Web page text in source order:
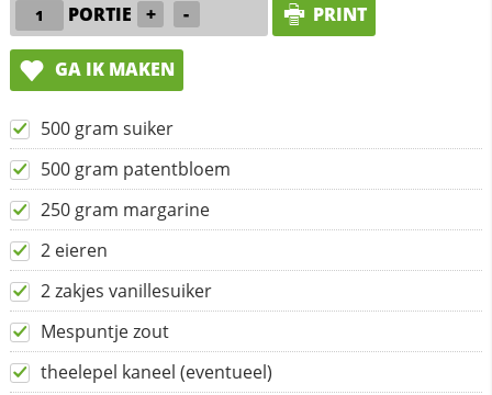
PORTIE + - PRINT
GA IK MAKEN
500 gram suiker
500 gram patentbloem
250 gram margarine
2 eieren
2 zakjes vanillesuiker
Mespuntje zout
theelepel kaneel (eventueel)